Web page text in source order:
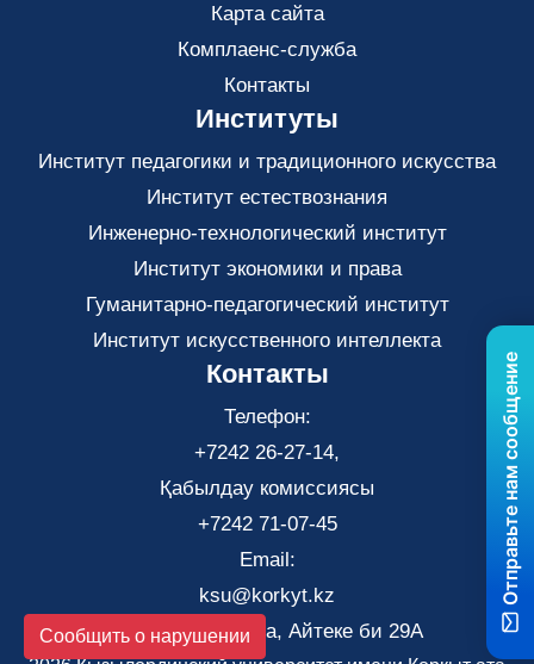
Карта сайта
Комплаенс-служба
Контакты
Институты
Институт педагогики и традиционного искусства
Институт естествознания
Инженерно-технологический институт
Институт экономики и права
Гуманитарно-педагогический институт
Институт искусственного интеллекта
Контакты
Телефон:
+7242 26-27-14,
Қабылдау комиссиясы
+7242 71-07-45
Email:
ksu@korkyt.kz
Город Кызылорда, Айтеке би 29А
Сообщить о нарушении
Отправьте нам сообщение